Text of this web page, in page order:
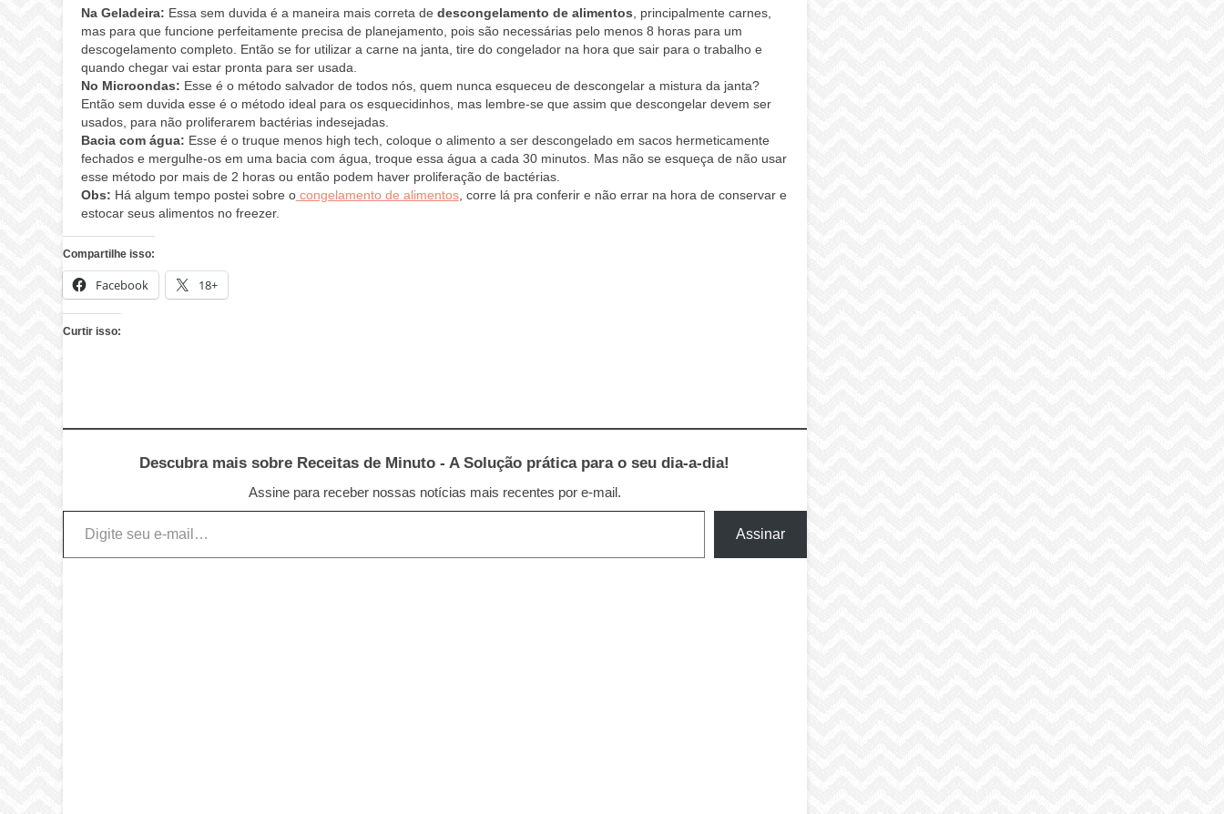
Na Geladeira: Essa sem duvida é a maneira mais correta de descongelamento de alimentos, principalmente carnes,
mas para que funcione perfeitamente precisa de planejamento, pois são necessárias pelo menos 8 horas para um
descogelamento completo. Então se for utilizar a carne na janta, tire do congelador na hora que sair para o trabalho e
quando chegar vai estar pronta para ser usada.
No Microondas: Esse é o método salvador de todos nós, quem nunca esqueceu de descongelar a mistura da janta?
Então sem duvida esse é o método ideal para os esquecidinhos, mas lembre-se que assim que descongelar devem ser
usados, para não proliferarem bactérias indesejadas.
Bacia com água: Esse é o truque menos high tech, coloque o alimento a ser descongelado em sacos hermeticamente
fechados e mergulhe-os em uma bacia com água, troque essa água a cada 30 minutos. Mas não se esqueça de não usar
esse método por mais de 2 horas ou então podem haver proliferação de bactérias.
Obs: Há algum tempo postei sobre ocongelamento de alimentos, corre lá pra conferir e não errar na hora de conservar e
estocar seus alimentos no freezer.
Compartilhe isso:
Facebook 18+
Curtir isso:
Descubra mais sobre Receitas de Minuto - A Solução prática para o seu dia-a-dia!
Assine para receber nossas notícias mais recentes por e-mail.
Digite seu e-mail…
Assinar